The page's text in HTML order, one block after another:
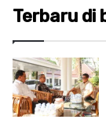
Terbaru di